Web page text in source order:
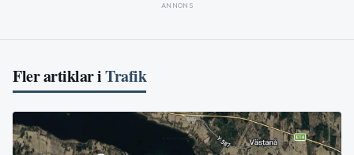
ANNONS
Fler artiklar iTrafik